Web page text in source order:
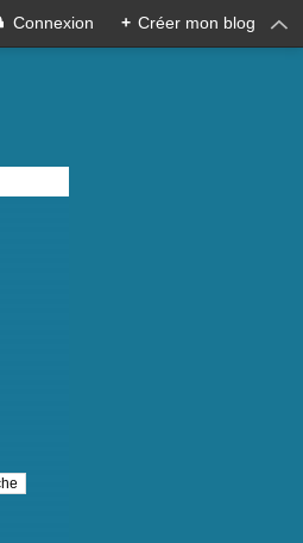
Connexion + Créer mon blog